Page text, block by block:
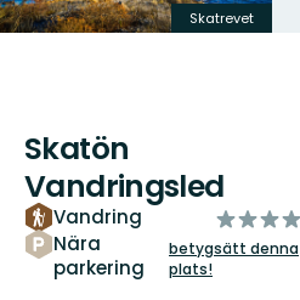
Skatrevet
Skatön
Vandringsled
Vandring
Nära
parkering
av
5
stjärnor
betygsätt denna
plats!